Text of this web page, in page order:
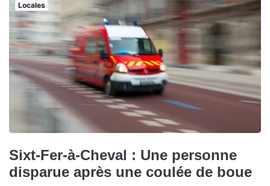
Locales
Sixt-Fer-à-Cheval : Une personne
disparue après une coulée de boue